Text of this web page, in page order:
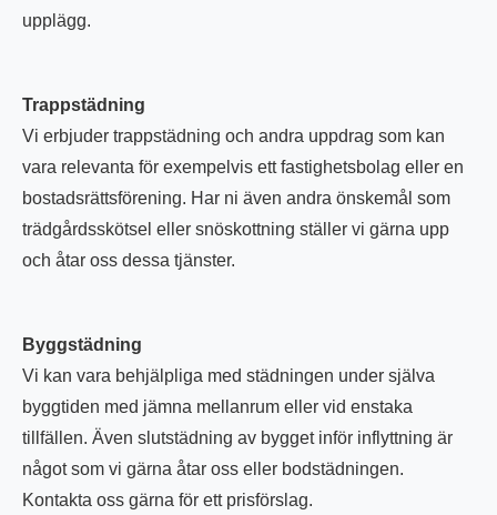
upplägg.
Trappstädning
Vi erbjuder trappstädning och andra uppdrag som kan
vara relevanta för exempelvis ett fastighetsbolag eller en
bostadsrättsförening. Har ni även andra önskemål som
trädgårdsskötsel eller snöskottning ställer vi gärna upp
och åtar oss dessa tjänster.
Byggstädning
Vi kan vara behjälpliga med städningen under själva
byggtiden med jämna mellanrum eller vid enstaka
tillfällen. Även slutstädning av bygget inför inflyttning är
något som vi gärna åtar oss eller bodstädningen.
Kontakta oss gärna för ett prisförslag.